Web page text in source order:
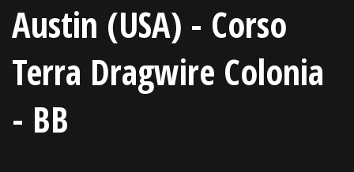
Austin (USA) - Corso
Terra Dragwire Colonia
- BB